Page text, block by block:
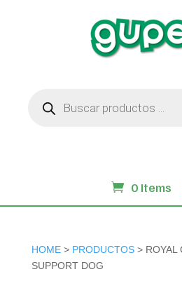
productos
0 Items
HOME> PRODUCTOS> ROYAL
SUPPORT DOG